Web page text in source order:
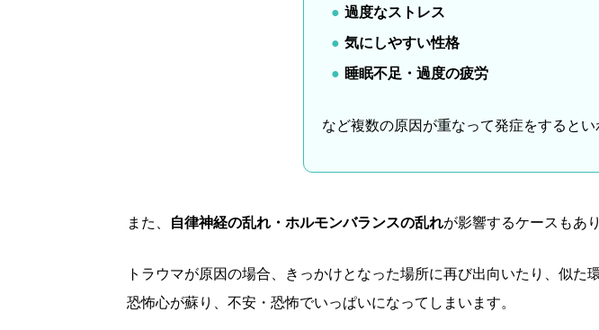
過度なストレス
気にしやすい性格
睡眠不足・過度の疲労
など複数の原因が重なって発症をするとい
また、 自律神経の乱れ・ホルモンバランスの乱れが影響するケースもあ
トラウマが原因の場合、きっかけとなった場所に再び出向いたり、似た
恐怖心が蘇り、不安・恐怖でいっぱいになってしまいます。